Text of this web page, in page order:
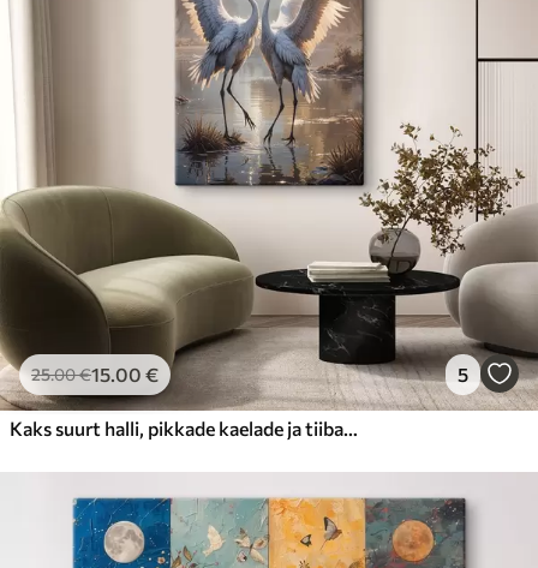
25.00€15.00 € 5
Kaks suurt halli, pikkade kaelade ja tiibadega kraanat, mis seisavad puudest ümbritsetud udujärves